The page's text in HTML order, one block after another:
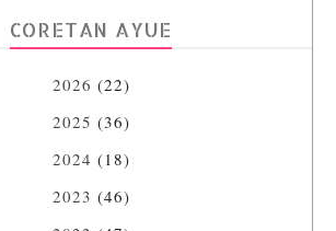
CORETAN AYUE
2026 (22)
2025 (36)
2024 (18)
2023 (46)